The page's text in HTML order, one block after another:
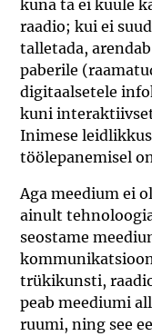
kuna ta ei kuule
raadio; kui ei
talletada,
paberile
digitaalsetele
kuni
Inimese
töölepanemisel
Aga meedium ei
ainult
seostame
trükikunsti,
peab meediumi
ruumi, ning see